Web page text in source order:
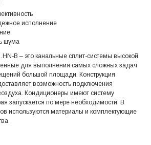
исполнение
шума
B – это канальные сплит-системы высокой
для выполнения самых сложных задач
большой площади. Конструкция
возможность подключения
Кондиционеры имеют систему
запускается по мере необходимости. В
используются материалы и комплектующие